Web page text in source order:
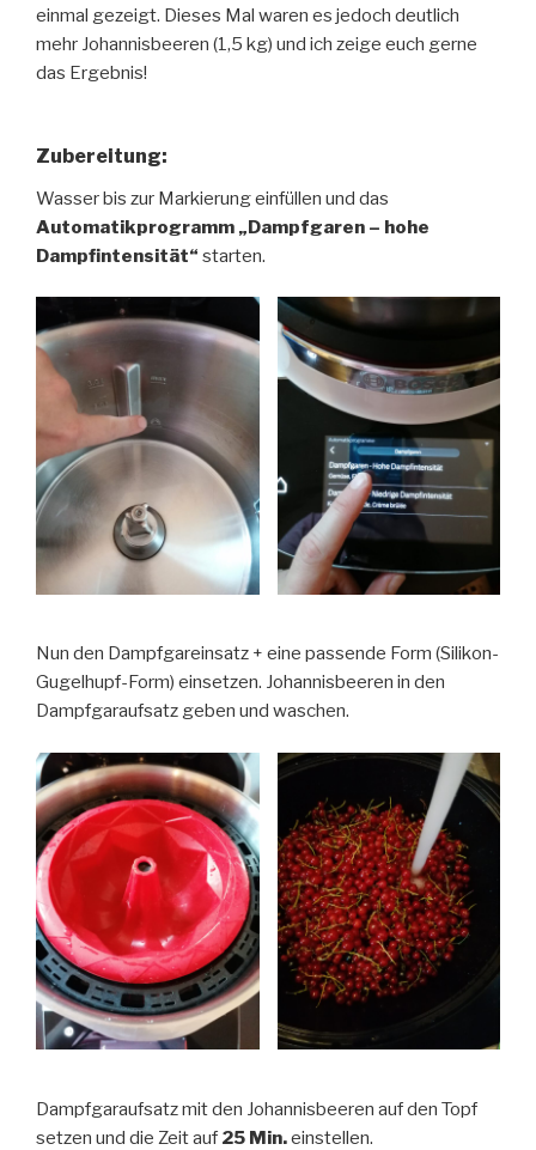
einmal gezeigt. Dieses Mal waren es jedoch deutlich
mehr Johannisbeeren (1,5 kg) und ich zeige euch gerne
das Ergebnis!
Zubereitung:
Wasser bis zur Markierung einfüllen und das
Automatikprogramm „Dampfgaren – hohe
Dampfintensität“ starten.
Nun den Dampfgareinsatz + eine passende Form (Silikon-
Gugelhupf-Form) einsetzen. Johannisbeeren in den
Dampfgaraufsatz geben und waschen.
Dampfgaraufsatz mit den Johannisbeeren auf den Topf
setzen und die Zeit auf 25 Min.einstellen.